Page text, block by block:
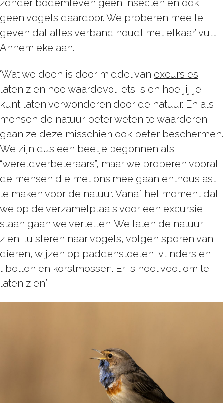
zonder bodemleven geen insecten en ook
geen vogels daardoor. We proberen mee te
geven dat alles verband houdt met elkaar.’ vult
Annemieke aan.
‘Wat we doen is door middel van excursies
laten zien hoe waardevol iets is en hoe jij je
kunt laten verwonderen door de natuur. En als
mensen de natuur beter weten te waarderen
gaan ze deze misschien ook beter beschermen.
We zijn dus een beetje begonnen als
“wereldverbeteraars”, maar we proberen vooral
de mensen die met ons mee gaan enthousiast
te maken voor de natuur. Vanaf het moment dat
we op de verzamelplaats voor een excursie
staan gaan we vertellen. We laten de natuur
zien; luisteren naar vogels, volgen sporen van
dieren, wijzen op paddenstoelen, vlinders en
libellen en korstmossen. Er is heel veel om te
laten zien.’